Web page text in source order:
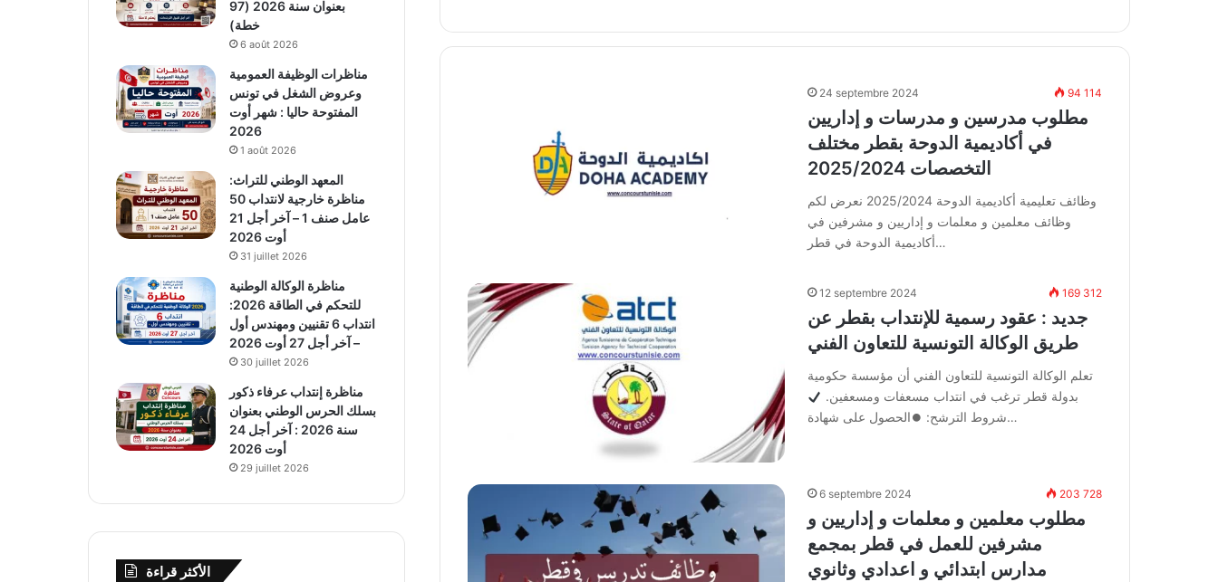
24 septembre 2024 94 114
مطلوب مدرسين و مدرسات و إداريين
في أكاديمية الدوحة بقطر مختلف
التخصصات 2025/2024
وظائف تعليمية أكاديمية الدوحة 2025/2024 نعرض لكم
وظائف معلمين و معلمات و إداريين و مشرفين في
أكاديمية الدوحة في قطر…
12 septembre 2024 169 312
جديد : عقود رسمية للإنتداب بقطر عن
طريق الوكالة التونسية للتعاون الفني
تعلم الوكالة التونسية للتعاون الفني أن مؤسسة حكومية
بدولة قطر ترغب في انتداب مسعفات ومسعفين.
شروط الترشح: ⏺الحصول على شهادة…
6 septembre 2024 203 728
مطلوب معلمين و معلمات و إداريين و
مشرفين للعمل في قطر بمجمع
مدارس ابتدائي و اعدادي وثانوي
بعنوان سنة 2026 (97
خطة)
6 août 2026
مناظرات الوظيفة العمومية
وعروض الشغل في تونس
المفتوحة حاليا : شهر أوت
2026
1 août 2026
المعهد الوطني للتراث:
مناظرة خارجية لانتداب 50
عامل صنف 1 – آخر أجل 21
أوت 2026
31 juillet 2026
مناظرة الوكالة الوطنية
للتحكم في الطاقة 2026:
انتداب 6 تقنيين ومهندس أول
– آخر أجل 27 أوت 2026
30 juillet 2026
مناظرة إنتداب عرفاء ذكور
بسلك الحرس الوطني بعنوان
سنة 2026 : آخر أجل 24
أوت 2026
29 juillet 2026
الأكثر قراءة